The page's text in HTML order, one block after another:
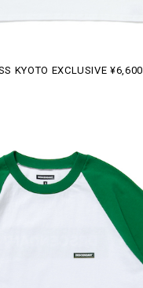
KYOTO EXCLUSIVE ¥6,600